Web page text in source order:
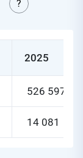
2025
526 597
14 081